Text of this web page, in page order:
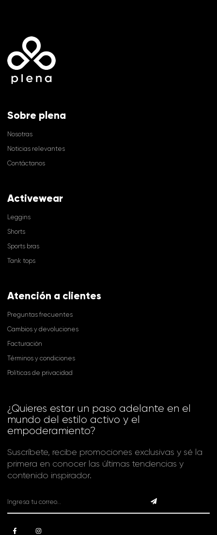
Sobre plena
Nosotras
Noticias relevantes
Contáctanos
Activewear
Leggins
Shorts
Sports bras
Tank tops
Atención a clientes
Preguntas frecuentes
Cambios y devoluciones
Facturación
Términos y condiciones
Políticas de privacidad
¿Quieres estar un paso adelante en el
mundo del estilo activo y el
empoderamiento?
Suscríbete, recibe promociones exclusivas y sé la
primera en conocer las últimas tendencias y
contenido inspirador.